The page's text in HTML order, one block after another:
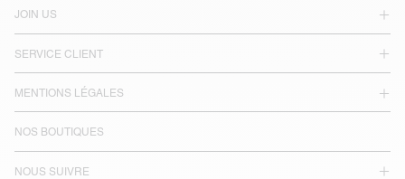
JOIN US
SERVICE CLIENT
MENTIONS LÉGALES
NOS BOUTIQUES
NOUS SUIVRE